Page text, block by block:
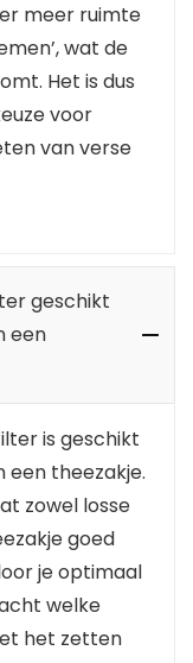
meer ruimte
wat de
Het is dus
voor
van verse
geschikt
een
is geschikt
een theezakje.
zowel losse
goed
je optimaal
welke
het zetten